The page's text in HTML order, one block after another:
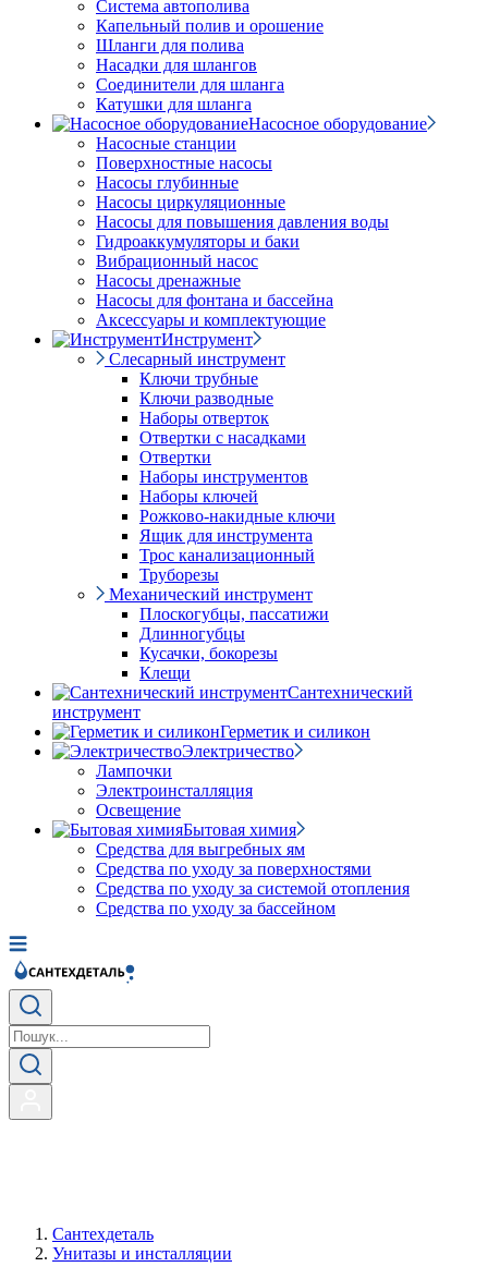
Система автополива
Капельный полив и орошение
Шланги для полива
Насадки для шлангов
Соединители для шланга
Катушки для шланга
Насосное оборудование
Насосные станции
Поверхностные насосы
Насосы глубинные
Насосы циркуляционные
Насосы для повышения давления воды
Гидроаккумуляторы и баки
Вибрационный насос
Насосы дренажные
Насосы для фонтана и бассейна
Аксессуары и комплектующие
Инструмент
Слесарный инструмент
Ключи трубные
Ключи разводные
Наборы отверток
Отвертки с насадками
Отвертки
Наборы инструментов
Наборы ключей
Рожково-накидные ключи
Ящик для инструмента
Трос канализационный
Труборезы
Механический инструмент
Плоскогубцы, пассатижи
Длинногубцы
Кусачки, бокорезы
Клещи
Сантехнический
инструмент
Герметик и силикон
Электричество
Лампочки
Электроинсталляция
Освещение
Бытовая химия
Средства для выгребных ям
Средства по уходу за поверхностями
Средства по уходу за системой отопления
Средства по уходу за бассейном
Сантехдеталь
Унитазы и инсталляции